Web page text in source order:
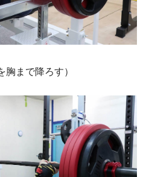
胸まで降ろす）